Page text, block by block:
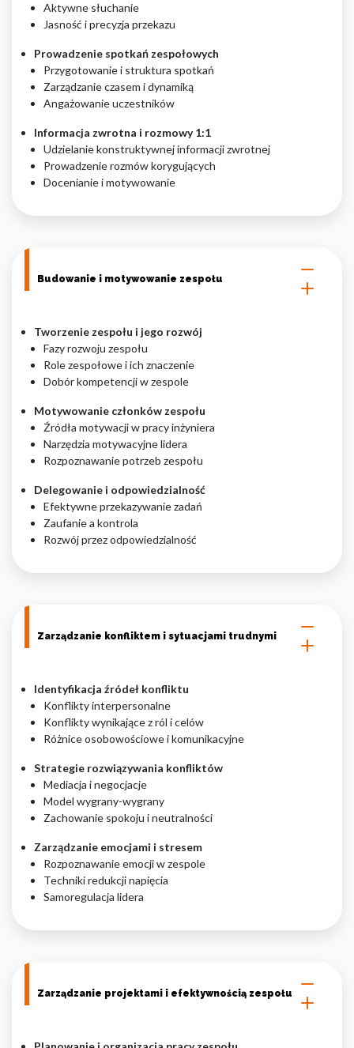
Aktywne słuchanie
Jasność i precyzja przekazu
Prowadzenie spotkań zespołowych
Przygotowanie i struktura spotkań
Zarządzanie czasem i dynamiką
Angażowanie uczestników
Informacja zwrotna i rozmowy 1:1
Udzielanie konstruktywnej informacji zwrotnej
Prowadzenie rozmów korygujących
Docenianie i motywowanie
Budowanie i motywowanie zespołu
Tworzenie zespołu i jego rozwój
Fazy rozwoju zespołu
Role zespołowe i ich znaczenie
Dobór kompetencji w zespole
Motywowanie członków zespołu
Źródła motywacji w pracy inżyniera
Narzędzia motywacyjne lidera
Rozpoznawanie potrzeb zespołu
Delegowanie i odpowiedzialność
Efektywne przekazywanie zadań
Zaufanie a kontrola
Rozwój przez odpowiedzialność
Zarządzanie konfliktem i sytuacjami trudnymi
Identyfikacja źródeł konfliktu
Konflikty interpersonalne
Konflikty wynikające z ról i celów
Różnice osobowościowe i komunikacyjne
Strategie rozwiązywania konfliktów
Mediacja i negocjacje
Model wygrany-wygrany
Zachowanie spokoju i neutralności
Zarządzanie emocjami i stresem
Rozpoznawanie emocji w zespole
Techniki redukcji napięcia
Samoregulacja lidera
Zarządzanie projektami i efektywnością zespołu